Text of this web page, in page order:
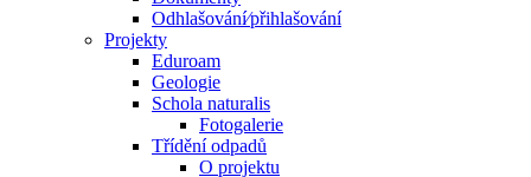
Odhlašování⁄přihlašování
Projekty
Eduroam
Geologie
Schola naturalis
Fotogalerie
Třídění odpadů
O projektu